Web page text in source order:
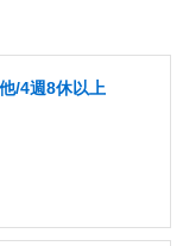
/4週8休以上